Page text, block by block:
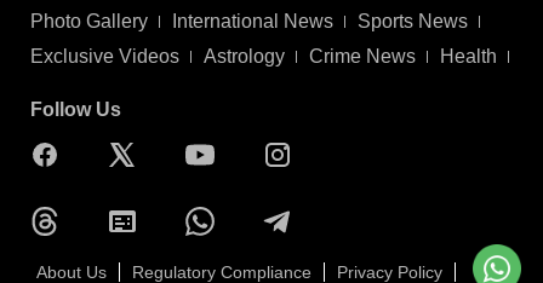
Photo Gallery
International News
Sports News
Exclusive Videos
Astrology Crime News Health
Follow Us
About Us Regulatory Compliance Privacy Policy